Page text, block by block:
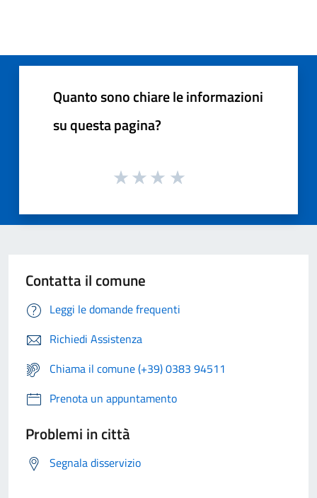
Quanto sono chiare le informazioni
su questa pagina?
Contatta il comune
Leggi le domande frequenti
Richiedi Assistenza
Chiama il comune (+39) 0383 94511
Prenota un appuntamento
Problemi in città
Segnala disservizio